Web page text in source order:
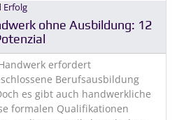
Erfolg
ohne Ausbildung: 12
erfordert
Berufsausbildung
es gibt auch handwerkliche
formalen Qualifikationen